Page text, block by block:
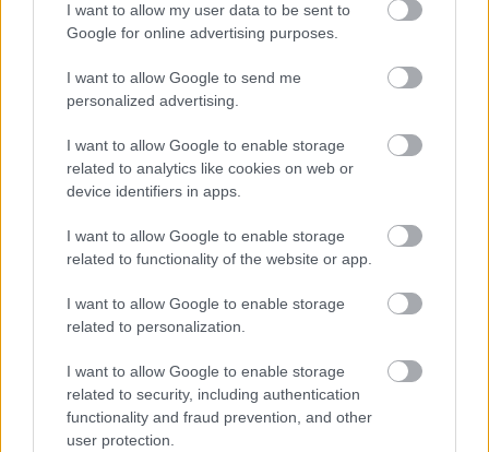
I want to allow my user data to be sent to
Google for online advertising purposes.
I want to allow Google to send me
personalized advertising.
I want to allow Google to enable storage
related to analytics like cookies on web or
device identifiers in apps.
I want to allow Google to enable storage
related to functionality of the website or app.
I want to allow Google to enable storage
related to personalization.
I want to allow Google to enable storage
related to security, including authentication
functionality and fraud prevention, and other
user protection.
a tény elvágja megvalósulásának realitását, mert
kevésbé lehet mutogatni. A 42-es villamos ma rövid,
forgalmatlan szakaszon közlekedik a Határ úttól a
Tulipán utcáig, ritka követéssel. A hosszabb vonal
érintené a Honvéd stadionját, a Kispesti temetőt,
végigszelné a Havanna utcai lakótelepet, és a
Gloriette-telepen végállomásozna. Fő célja a
Havanna lefedése lenne, Budapest egyik
legforgalmasabb buszának, a sokszor dugóban álló
136E busznak kiváltásával, melynek
megbízhatatlanságát egy vonattal való szintbeli
készen állnak, megvalósulásáról nem tudni semmit.
Vissza a villamost a Rákóczi útra és a Bajcsyra!
Ma már tudjuk, kötöttpályást semmilyen
körülmények között nem bontunk le. Sajnos